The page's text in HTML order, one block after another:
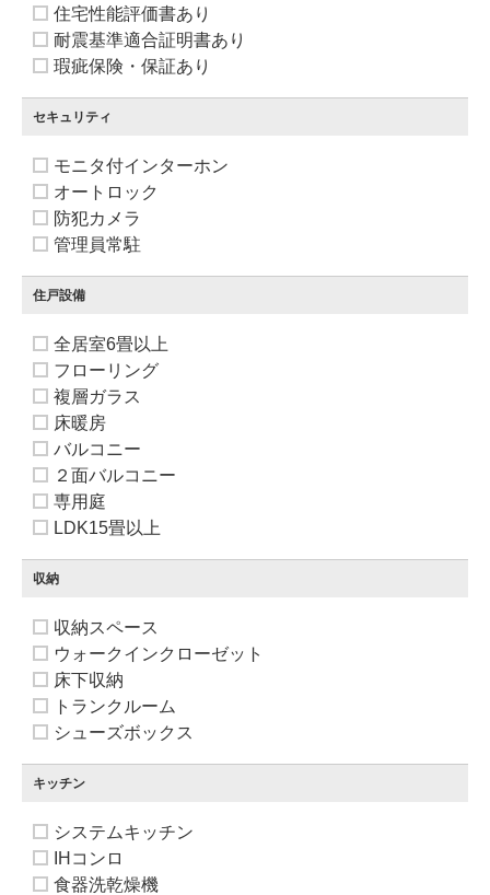
住宅性能評価書あり
耐震基準適合証明書あり
瑕疵保険・保証あり
セキュリティ
モニタ付インターホン
オートロック
防犯カメラ
管理員常駐
住戸設備
全居室6畳以上
フローリング
複層ガラス
床暖房
バルコニー
２面バルコニー
専用庭
LDK15畳以上
収納
収納スペース
ウォークインクローゼット
床下収納
トランクルーム
シューズボックス
キッチン
システムキッチン
IHコンロ
食器洗乾燥機